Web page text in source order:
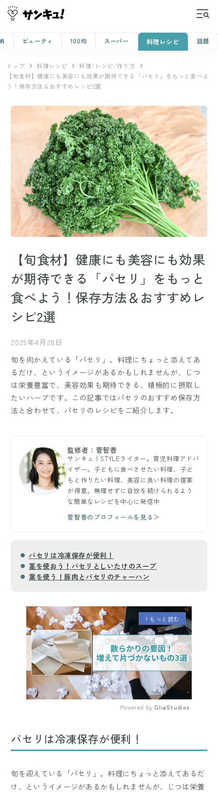
ビューティ 100均 スーパー 料理レシピ 話題
トップ 料理レシピ
料理/レシピ/作り方
【旬食材】健康にも美容にも効果が期待できる「パセリ」をもっと食べよ
う！保存方法＆おすすめレシピ2選
【旬食材】健康にも美容にも効果
が期待できる「パセリ」をもっと
食べよう！保存方法＆おすすめレ
シピ2選
2025年4月28日
旬を向かえている「パセリ」。料理にちょっと添えてあ
るだけ、というイメージがあるかもしれませんが、じつ
は栄養豊富で、美容効果も期待できる、積極的に摂取し
たいハーブです。この記事ではパセリのおすすめ保存方
法と合わせて、パセリのレシピをご紹介します。
監修者：菅智香
サンキュ！STYLEライター。育児料理アドバ
イザー。子どもに食べさせたい料理、子ど
もと作りたい料理、美容に良い料理の提案
が得意。無理せずに自炊を続けられるよう
な簡単なレシピを中心に発信中
菅智香のプロフィールを見る＞
パセリは冷凍保存が便利！
茎を使おう！パセリとしいたけのスープ
葉を使う！豚肉とパセリのチャーハン
arrow_forward_ios もっと読む
Powered by GliaStudios
パセリは冷凍保存が便利！
旬を迎えている「パセリ」。料理にちょっと添えてあるだ
け、というイメージがあるかもしれませんが、じつは栄養